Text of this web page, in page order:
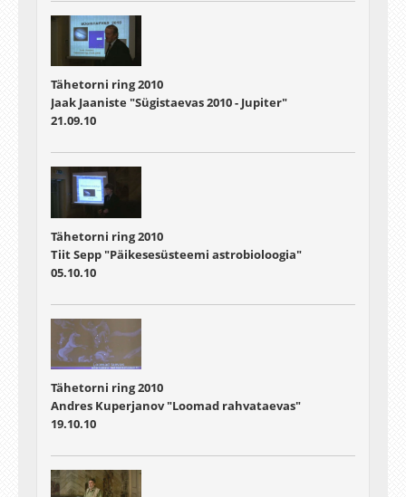
Tähetorni ring 2010
Jaak Jaaniste "Sügistaevas 2010 - Jupiter"
21.09.10
Tähetorni ring 2010
Tiit Sepp "Päikesesüsteemi astrobioloogia"
05.10.10
Tähetorni ring 2010
Andres Kuperjanov "Loomad rahvataevas"
19.10.10